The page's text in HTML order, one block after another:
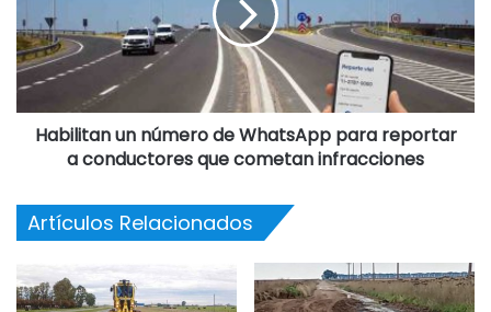
Habilitan un número de WhatsApp para reportar
a conductores que cometan infracciones
Artículos Relacionados